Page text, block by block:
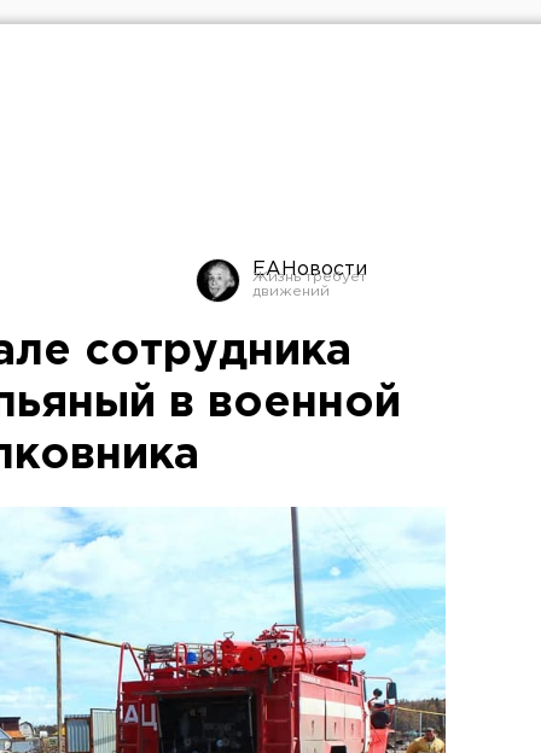
ЕАНовости
сотрудника
в военной